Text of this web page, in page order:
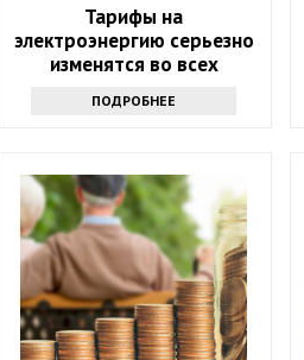
Тарифы на
электроэнергию серьезно
изменятся во всех
ПОДРОБНЕЕ